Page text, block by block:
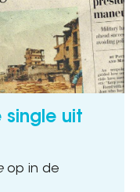
single uit
op in de